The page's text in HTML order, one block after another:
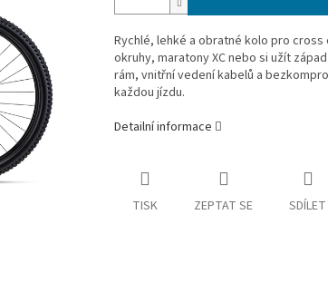
Rychlé, lehké a obratné kolo pro
okruhy, maratony XC nebo si užít
rám, vnitřní vedení kabelů a
každou jízdu.
Detailní informace
TISK ZEPTAT SE SDÍLET